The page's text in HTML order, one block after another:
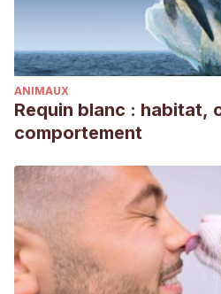
ANIMAUX
Requin blanc : habitat,
comportement